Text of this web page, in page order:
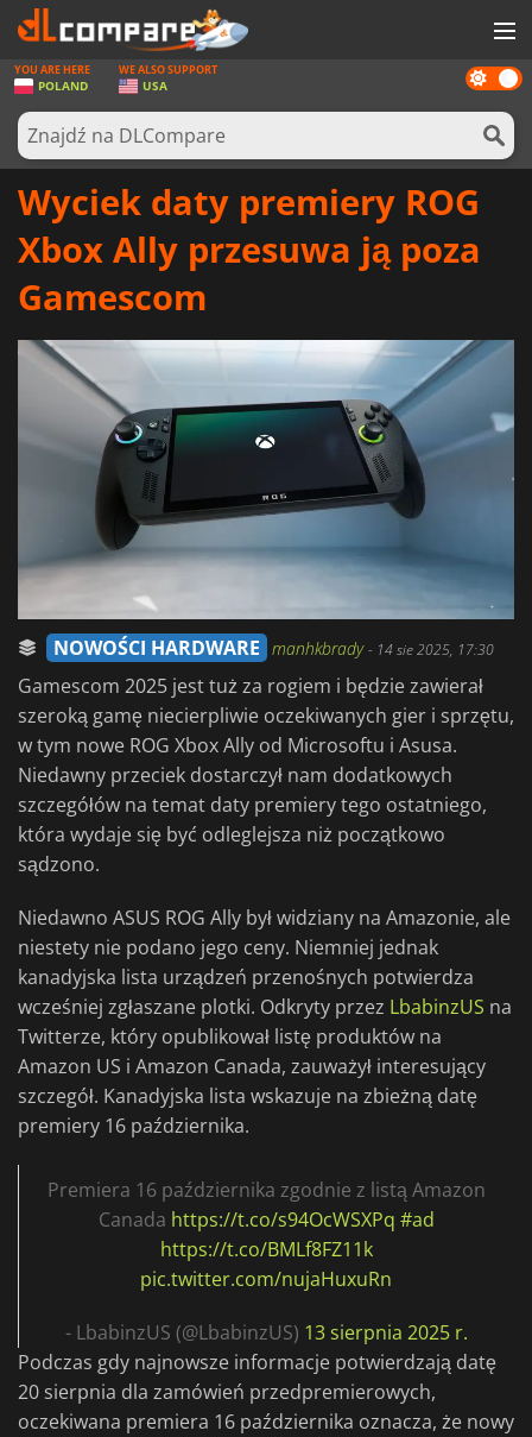
GRY
KARTY DO GIER
OPROGRAMOWANIE
REWARDS
SPRZĘT KOMPUTEROWY
ZALOGUJ SIĘ LUB ZAREJESTRUJ
Dark
mode
YOU ARE HERE
POLAND
WE ALSO SUPPORT
USA
Wyciek daty premiery ROG
Xbox Ally przesuwa ją poza
Gamescom
NOWOŚCI HARDWARE manhkbrady- 14 sie 2025, 17:30
Gamescom 2025 jest tuż za rogiem i będzie zawierał
szeroką gamę niecierpliwie oczekiwanych gier i sprzętu,
w tym nowe ROG Xbox Ally od Microsoftu i Asusa.
Niedawny przeciek dostarczył nam dodatkowych
szczegółów na temat daty premiery tego ostatniego,
która wydaje się być odleglejsza niż początkowo
sądzono.
Niedawno ASUS ROG Ally był widziany na Amazonie, ale
niestety nie podano jego ceny. Niemniej jednak
kanadyjska lista urządzeń przenośnych potwierdza
wcześniej zgłaszane plotki. Odkryty przez LbabinzUS na
Twitterze, który opublikował listę produktów na
Amazon US i Amazon Canada, zauważył interesujący
szczegół. Kanadyjska lista wskazuje na zbieżną datę
premiery 16 października.
Premiera 16 października zgodnie z listą Amazon
Canada https://t.co/s94OcWSXPq #ad
https://t.co/BMLf8FZ11k
pic.twitter.com/nujaHuxuRn
- LbabinzUS (@LbabinzUS) 13 sierpnia 2025 r.
Podczas gdy najnowsze informacje potwierdzają datę
20 sierpnia dla zamówień przedpremierowych,
oczekiwana premiera 16 października oznacza, że nowy